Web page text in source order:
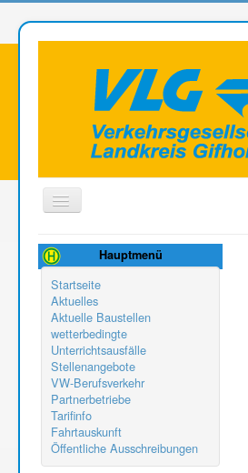
Toggle
Navigation
Aktuelle Seite: Servicestellen
Hauptmenü
Startseite
Aktuelles
Aktuelle Baustellen
wetterbedingte
Unterrichtsausfälle
Stellenangebote
VW-Berufsverkehr
Partnerbetriebe
Tarifinfo
Fahrtauskunft
Öffentliche Ausschreibungen